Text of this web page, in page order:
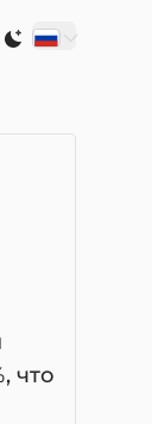
Switch to
что